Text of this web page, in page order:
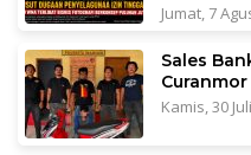
Jumat, 7
Sales
Curanmor
Kamis, 30